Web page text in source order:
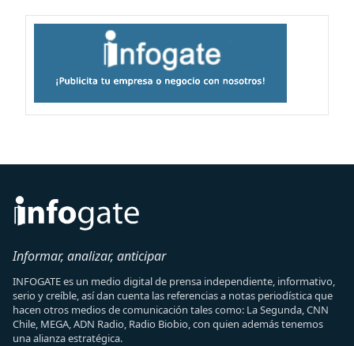
Informar, analizar, anticipar
INFOGATE es un medio digital de prensa independiente, informativo,
serio y creíble, así dan cuenta las referencias a notas periodística que
hacen otros medios de comunicación tales como: La Segunda, CNN
Chile, MEGA, ADN Radio, Radio Biobio, con quien además tenemos
una alianza estratégica.